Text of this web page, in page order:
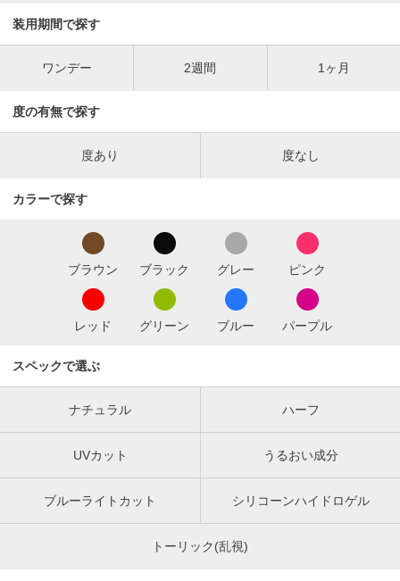
装用期間で探す
ワンデー 2週間 1ヶ月
度の有無で探す
度あり 度なし
カラーで探す
ブラウン ブラック グレー ピンク
レッド グリーン ブルー パープル
スペックで選ぶ
ナチュラル ハーフ
UVカット うるおい成分
ブルーライトカット シリコーンハイドロゲル
トーリック(乱視)